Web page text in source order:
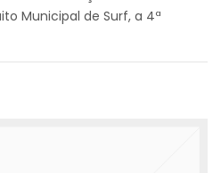
Municipal de Surf, a 4ª